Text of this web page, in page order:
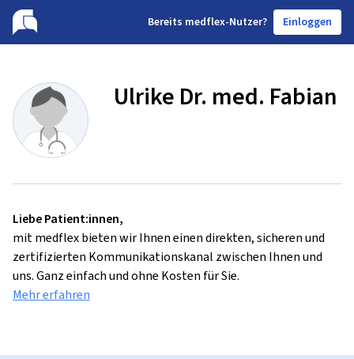
Bereits medflex-Nutzer? Einloggen
Ulrike Dr. med. Fabian
Liebe Patient:innen,
mit medflex bieten wir Ihnen einen direkten, sicheren und
zertifizierten Kommunikationskanal zwischen Ihnen und
uns. Ganz einfach und ohne Kosten für Sie.
Mehr erfahren